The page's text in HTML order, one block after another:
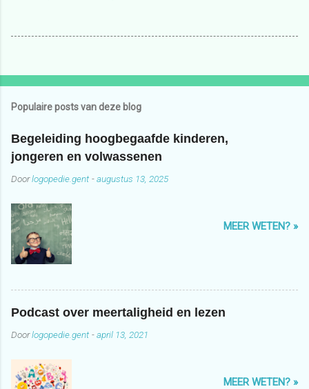
Populaire posts van deze blog
Begeleiding hoogbegaafde kinderen,
jongeren en volwassenen
Doorlogopedie.gent -augustus 13, 2025
MEER WETEN? »
Podcast over meertaligheid en lezen
Doorlogopedie.gent -april 13, 2021
MEER WETEN? »